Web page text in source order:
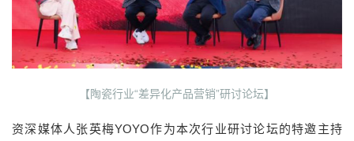
【陶瓷行业“差异化产品营销”研讨论坛】
资深媒体人张英梅YOYO作为本次行业研讨论坛的特邀主持